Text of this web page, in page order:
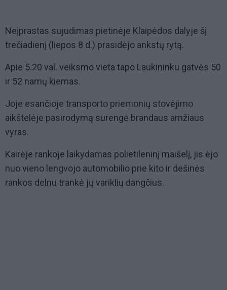
Neįprastas sujudimas pietinėje Klaipėdos dalyje šį
trečiadienį (liepos 8 d.) prasidėjo ankstų rytą.
Apie 5.20 val. veiksmo vieta tapo Laukininku gatvės 50
ir 52 namų kiemas.
Joje esančioje transporto priemonių stovėjimo
aikštelėje pasirodymą surengė brandaus amžiaus
vyras.
Kairėje rankoje laikydamas polietileninį maišelį, jis ėjo
nuo vieno lengvojo automobilio prie kito ir dešinės
rankos delnu trankė jų variklių dangčius.